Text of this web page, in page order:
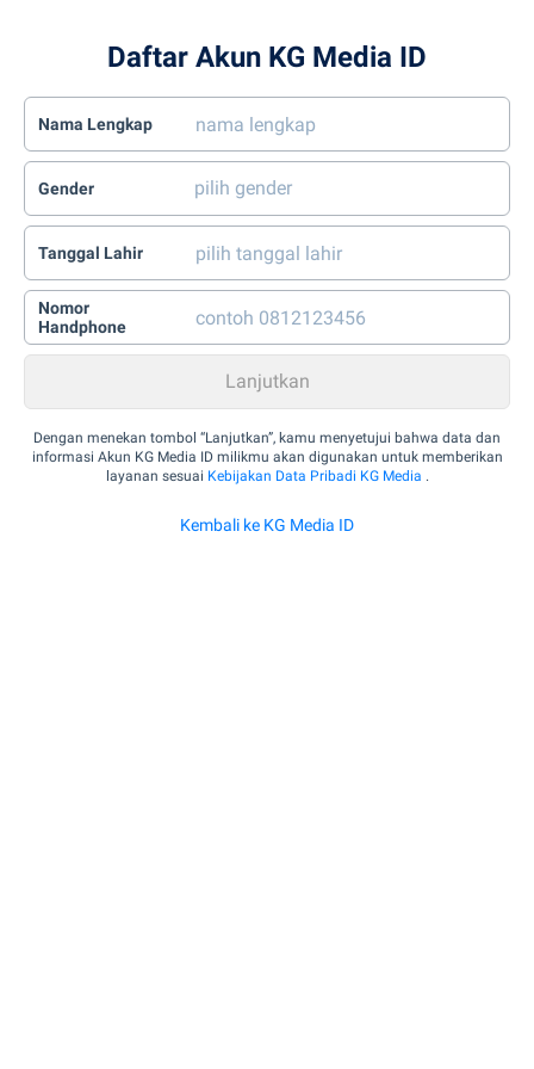
Daftar Akun KG Media ID
Nama Lengkap
Gender
Tanggal Lahir
Nomor
Handphone
Dengan menekan tombol “Lanjutkan”, kamu menyetujui bahwa data dan
informasi Akun KG Media ID milikmu akan digunakan untuk memberikan
layanan sesuai Kebijakan Data Pribadi KG Media .
Kembali ke KG Media ID